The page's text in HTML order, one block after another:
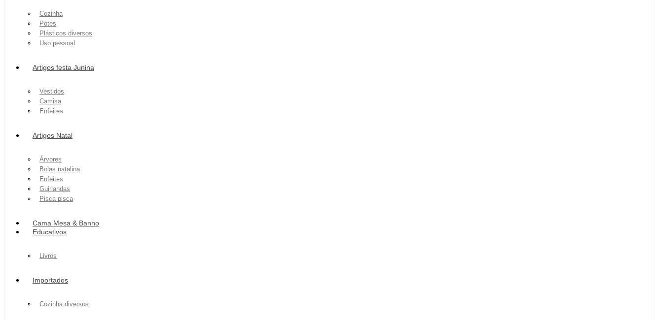
Cozinha
Potes
Plásticos diversos
Uso pessoal
Artigos festa Junina
Vestidos
Camisa
Enfeites
Artigos Natal
Árvores
Bolas natalina
Enfeites
Guirlandas
Pisca pisca
Cama Mesa & Banho
Educativos
Livros
Importados
Cozinha diversos